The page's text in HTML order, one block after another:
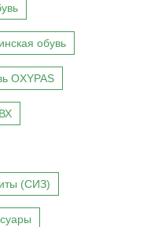
обувь
OXYPAS
(СИЗ)